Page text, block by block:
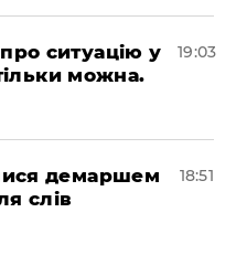
ситуацію у
можна.
19:03
демаршем
слів
18:51